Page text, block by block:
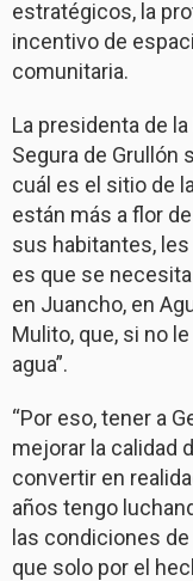
estratégicos, la
incentivo de
comunitaria.
La presidenta de
Segura de Grullón
cuál es el sitio de
están más a flor
sus habitantes,
es que se necesita
en Juancho, en
Mulito, que, si no
agua”.
“Por eso, tener a
mejorar la calidad
convertir en
años tengo
las condiciones de
que solo por el